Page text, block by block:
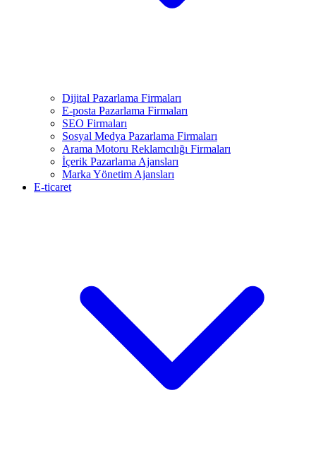
Dijital Pazarlama Firmaları
E-posta Pazarlama Firmaları
SEO Firmaları
Sosyal Medya Pazarlama Firmaları
Arama Motoru Reklamcılığı Firmaları
İçerik Pazarlama Ajansları
Marka Yönetim Ajansları
E-ticaret